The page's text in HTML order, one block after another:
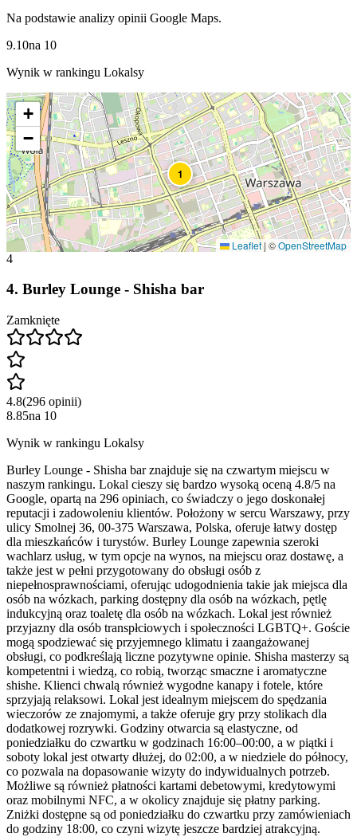
Na podstawie analizy opinii Google Maps.
9.10na 10
Wynik w rankingu Lokalsy
1
+
−
Leaflet|©OpenStreetMap
4
4. Burley Lounge - Shisha bar
Zamknięte
4.8(296 opinii)
8.85na 10
Wynik w rankingu Lokalsy
Burley Lounge - Shisha bar znajduje się na czwartym miejscu w
naszym rankingu. Lokal cieszy się bardzo wysoką oceną 4.8/5 na
Google, opartą na 296 opiniach, co świadczy o jego doskonałej
reputacji i zadowoleniu klientów. Położony w sercu Warszawy, przy
ulicy Smolnej 36, 00-375 Warszawa, Polska, oferuje łatwy dostęp
dla mieszkańców i turystów. Burley Lounge zapewnia szeroki
wachlarz usług, w tym opcje na wynos, na miejscu oraz dostawę, a
także jest w pełni przygotowany do obsługi osób z
niepełnosprawnościami, oferując udogodnienia takie jak miejsca dla
osób na wózkach, parking dostępny dla osób na wózkach, pętlę
indukcyjną oraz toaletę dla osób na wózkach. Lokal jest również
przyjazny dla osób transpłciowych i społeczności LGBTQ+. Goście
mogą spodziewać się przyjemnego klimatu i zaangażowanej
obsługi, co podkreślają liczne pozytywne opinie. Shisha masterzy są
kompetentni i wiedzą, co robią, tworząc smaczne i aromatyczne
shishe. Klienci chwalą również wygodne kanapy i fotele, które
sprzyjają relaksowi. Lokal jest idealnym miejscem do spędzania
wieczorów ze znajomymi, a także oferuje gry przy stolikach dla
dodatkowej rozrywki. Godziny otwarcia są elastyczne, od
poniedziałku do czwartku w godzinach 16:00–00:00, a w piątki i
soboty lokal jest otwarty dłużej, do 02:00, a w niedziele do północy,
co pozwala na dopasowanie wizyty do indywidualnych potrzeb.
Możliwe są również płatności kartami debetowymi, kredytowymi
oraz mobilnymi NFC, a w okolicy znajduje się płatny parking.
Zniżki dostępne są od poniedziałku do czwartku przy zamówieniach
do godziny 18:00, co czyni wizytę jeszcze bardziej atrakcyjną.